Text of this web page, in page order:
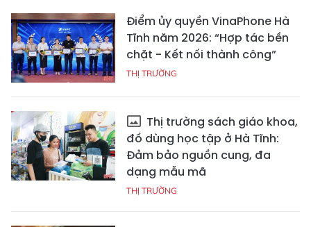
Điểm ủy quyền VinaPhone Hà
Tĩnh năm 2026: “Hợp tác bền
chặt - Kết nối thành công”
THỊ TRƯỜNG
Thị trường sách giáo khoa,
đồ dùng học tập ở Hà Tĩnh:
Đảm bảo nguồn cung, đa
dạng mẫu mã
THỊ TRƯỜNG